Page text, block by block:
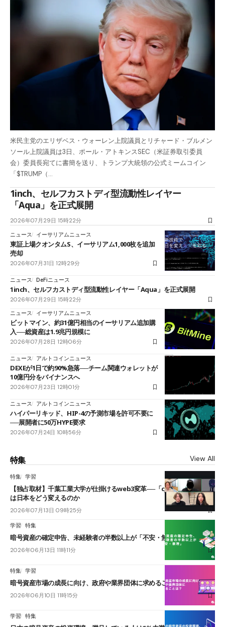
米民主党のエリザベス・ウォーレン上院議員とリチャード・ブルメン
ソール上院議員は3日、ポール・アトキンスSEC（米証券取引委員
会）委員長宛てに書簡を送り、トランプ大統領の公式ミームコイン
「$TRUMP（…
1inch、セルフカストディ型流動性レイヤー
「Aqua」を正式展開
2026年07月29日 15時22分
ニュース
イーサリアムニュース
東証上場クオンタムS、イーサリアム1,000枚を追加
売却
2026年07月31日 12時29分
ニュース DeFiニュース
1inch、セルフカストディ型流動性レイヤー「Aqua」を正式展開
2026年07月29日 15時22分
ニュース
イーサリアムニュース
ビットマイン、約31億円相当のイーサリアム追加購
入──総資産は1.9兆円規模に
2026年07月28日 12時06分
ニュース アルトコインニュース
DEXEが1日で約90%急落──チーム関連ウォレットが
10億円分をバイナンスへ
2026年07月23日 12時01分
ニュース アルトコインニュース
ハイパーリキッド、HIP-4の予測市場を許可不要に
──展開者に50万HYPE要求
2026年07月24日 10時56分
特集 View All
特集 学習
【独占取材】千葉工業大学が仕掛けるweb3変革──「cJPY」とAIの融合
は日本をどう変えるのか
2026年07月13日 09時25分
学習 特集
暗号資産の確定申告、未経験者の半数以上が「不安・無理」
2026年06月13日 11時11分
特集 学習
暗号資産市場の成長に向け、政府や業界団体に求めることは？
2026年06月10日 11時15分
学習 特集